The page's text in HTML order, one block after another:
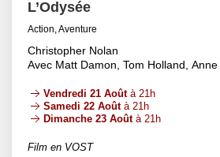
L’Odysée
Action, Aventure
Christopher Nolan
Avec Matt Damon, Tom Holland,
Vendredi 21 Aoûtà 21h
Samedi 22 Aoûtà 21h
Dimanche 23 Aoûtà 21h
Film en VOST